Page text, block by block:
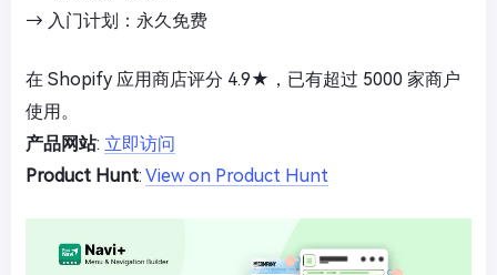
→ 入门计划：永久免费
在 Shopify 应用商店评分 4.9★，已有超过 5000 家商户
使用。
产品网站: 立即访问
Product Hunt: View on Product Hunt